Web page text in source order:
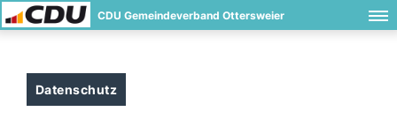
CDU Gemeindeverband Ottersweier
Datenschutz